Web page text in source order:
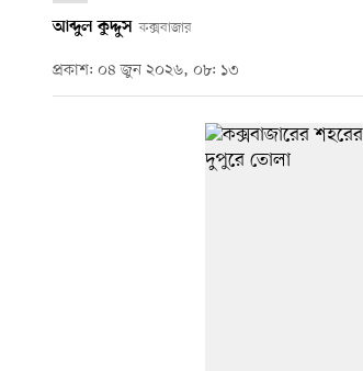
আব্দুল কুদ্দুস কক্সবাজার
প্রকাশ: ০৪ জুন ২০২৬, ০৮: ১৩